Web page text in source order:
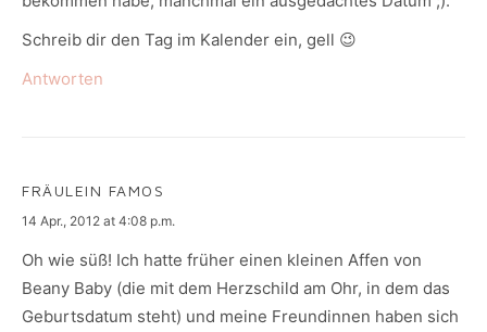
Schreib dir den Tag im Kalender ein, gell 😉
Antworten
FRÄULEIN FAMOS
says:
14 Apr., 2012 at 4:08 p.m.
Oh wie süß! Ich hatte früher einen kleinen Affen von
Beany Baby (die mit dem Herzschild am Ohr, in dem das
Geburtsdatum steht) und meine Freundinnen haben sich